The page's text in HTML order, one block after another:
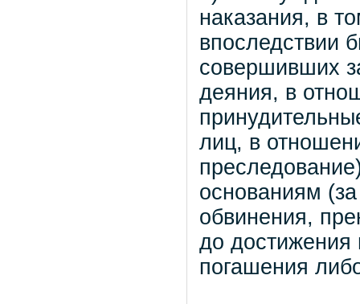
наказания, в
впоследствии
совершивших
деяния, в
лиц, в
основаниям
обвинения,
до достижения
погашения